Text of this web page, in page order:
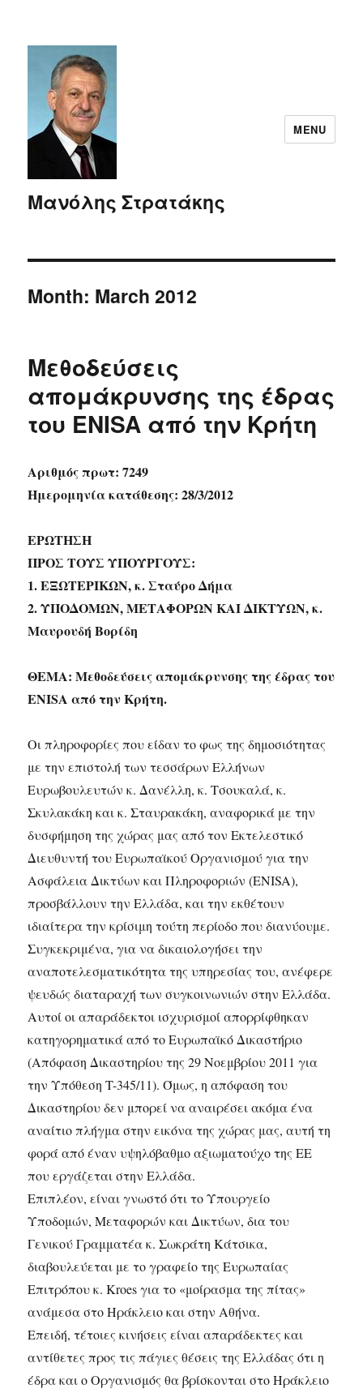
Μανόλης Στρατάκης
MENU
Month: March 2012
Μεθοδεύσεις
απομάκρυνσης της έδρας
του ENISA από την Κρήτη
Αριθμός πρωτ: 7249
Ημερομηνία κατάθεσης: 28/3/2012
ΕΡΩΤΗΣΗ
ΠΡΟΣ ΤΟΥΣ ΥΠΟΥΡΓΟΥΣ:
1. ΕΞΩΤΕΡΙΚΩΝ, κ. Σταύρο Δήμα
2. ΥΠΟΔΟΜΩΝ, ΜΕΤΑΦΟΡΩΝ ΚΑΙ ΔΙΚΤΥΩΝ, κ.
Μαυρουδή Βορίδη
ΘΕΜΑ: Μεθοδεύσεις απομάκρυνσης της έδρας του
ENISA από την Κρήτη.
Οι πληροφορίες που είδαν το φως της δημοσιότητας
με την επιστολή των τεσσάρων Ελλήνων
Ευρωβουλευτών κ. Δανέλλη, κ. Τσουκαλά, κ.
Σκυλακάκη και κ. Σταυρακάκη, αναφορικά με την
δυσφήμηση της χώρας μας από τον Εκτελεστικό
Διευθυντή του Ευρωπαϊκού Οργανισμού για την
Ασφάλεια Δικτύων και Πληροφοριών (ENISA),
προσβάλλουν την Ελλάδα, και την εκθέτουν
ιδιαίτερα την κρίσιμη τούτη περίοδο που διανύουμε.
Συγκεκριμένα, για να δικαιολογήσει την
αναποτελεσματικότητα της υπηρεσίας του, ανέφερε
ψευδώς διαταραχή των συγκοινωνιών στην Ελλάδα.
Αυτοί οι απαράδεκτοι ισχυρισμοί απορρίφθηκαν
κατηγορηματικά από το Ευρωπαϊκό Δικαστήριο
(Απόφαση Δικαστηρίου της 29 Νοεμβρίου 2011 για
την Υπόθεση T-345/11). Όμως, η απόφαση του
Δικαστηρίου δεν μπορεί να αναιρέσει ακόμα ένα
αναίτιο πλήγμα στην εικόνα της χώρας μας, αυτή τη
φορά από έναν υψηλόβαθμο αξιωματούχο της ΕΕ
που εργάζεται στην Ελλάδα.
Επιπλέον, είναι γνωστό ότι το Υπουργείο
Υποδομών, Μεταφορών και Δικτύων, δια του
Γενικού Γραμματέα κ. Σωκράτη Κάτσικα,
διαβουλεύεται με το γραφείο της Ευρωπαίας
Επιτρόπου κ. Kroes για το «μοίρασμα της πίτας»
ανάμεσα στο Ηράκλειο και στην Αθήνα.
Επειδή, τέτοιες κινήσεις είναι απαράδεκτες και
αντίθετες προς τις πάγιες θέσεις της Ελλάδας ότι η
έδρα και ο Οργανισμός θα βρίσκονται στο Ηράκλειο